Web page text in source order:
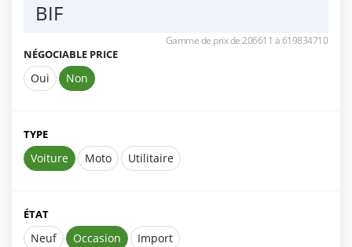
BIF
Gamme de prix de 206611 à 619834710
NÉGOCIABLE PRICE
Oui Non
TYPE
Voiture Moto Utilitaire
ÉTAT
Neuf Occasion Import